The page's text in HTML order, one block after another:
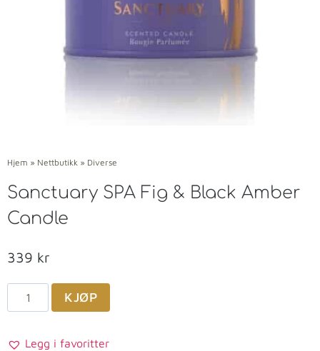
Hjem » Nettbutikk » Diverse
Sanctuary SPA Fig & Black Amber
Candle
339 kr
KJØP
Legg i favoritter